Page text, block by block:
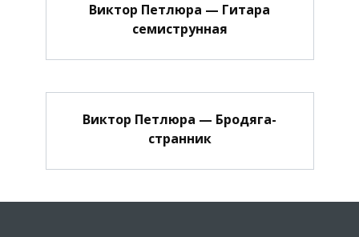
Виктор Петлюра — Гитара
семиструнная
Виктор Петлюра — Бродяга-
странник